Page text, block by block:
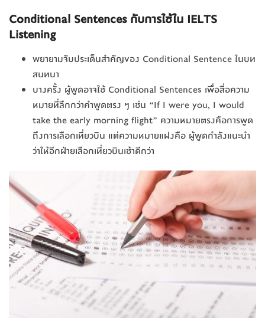
Conditional Sentencesกับการใช้ใน IELTS
Listening
พยายามจับประเด็นสำคัญของ Conditional Sentence ในบท
สนทนา
บางครั้ง ผู้พูดอาจใช้ Conditional Sentences เพื่อสื่อความ
หมายที่ลึกกว่าคำพูดตรง ๆ เช่น “If I were you, I would
take the early morning flight” ความหมายตรงคือการพูด
ถึงการเลือกเที่ยวบิน แต่ความหมายแฝงคือ ผู้พูดกำลังแนะนำ
ว่าให้อีกฝ่ายเลือกเที่ยวบินเช้าดีกว่า